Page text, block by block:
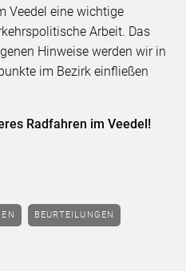
Veedel eine wichtige
Arbeit. Das
Hinweise werden wir in
im Bezirk einfließen
Radfahren im Veedel!
BEURTEILUNGEN